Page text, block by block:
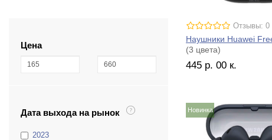
Цена
Дата выхода на рынок
2023
Отзывы: 0
Наушники Huawei
(3 цвета)
445 р. 00 к.
Новинка